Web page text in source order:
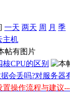
一天 两天 周 月 季
主机
CPU的区别
会丢吗?对服务器
操作流程与建议